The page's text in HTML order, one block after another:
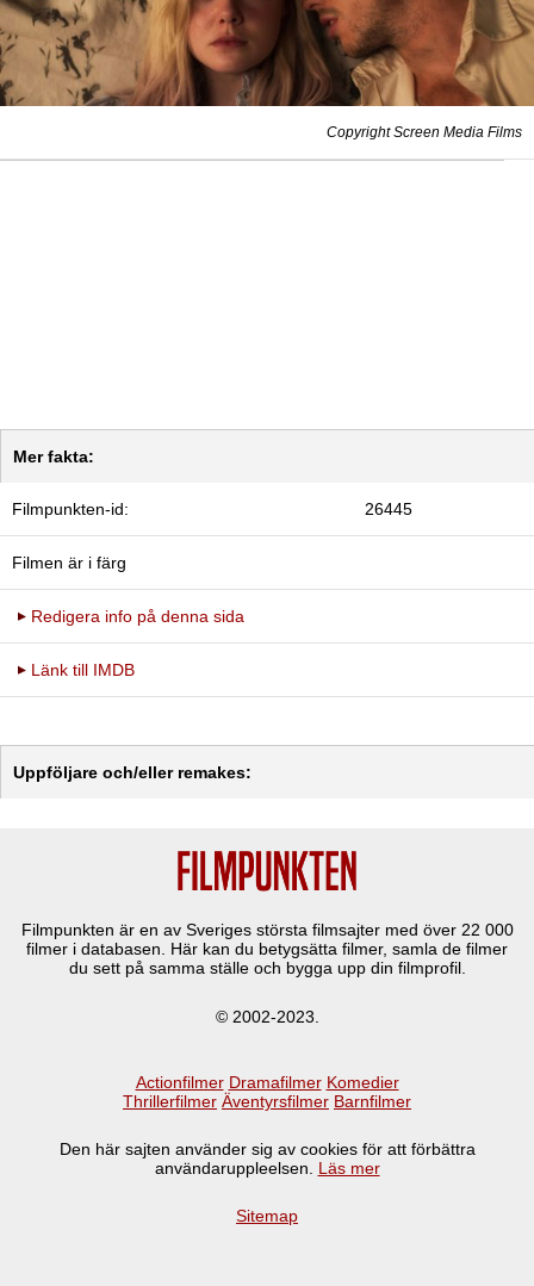
Copyright Screen Media Films
Mer fakta:
Filmpunkten-id: 26445
Filmen är i färg
Redigera info på denna sida
Länk till IMDB
Uppföljare och/eller remakes:
Filmpunkten är en av Sveriges största filmsajter med över 22 000
filmer i databasen. Här kan du betygsätta filmer, samla de filmer
du sett på samma ställe och bygga upp din filmprofil.
© 2002-2023.
Actionfilmer Dramafilmer Komedier
Thrillerfilmer Äventyrsfilmer Barnfilmer
Den här sajten använder sig av cookies för att förbättra
användaruppleelsen. Läs mer
Sitemap